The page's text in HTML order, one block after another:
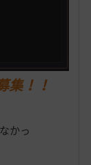
集！！
かっ